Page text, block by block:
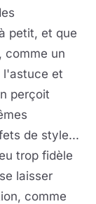
petit, et que
comme un
l'astuce et
perçoit
de style...
trop fidèle
laisser
comme